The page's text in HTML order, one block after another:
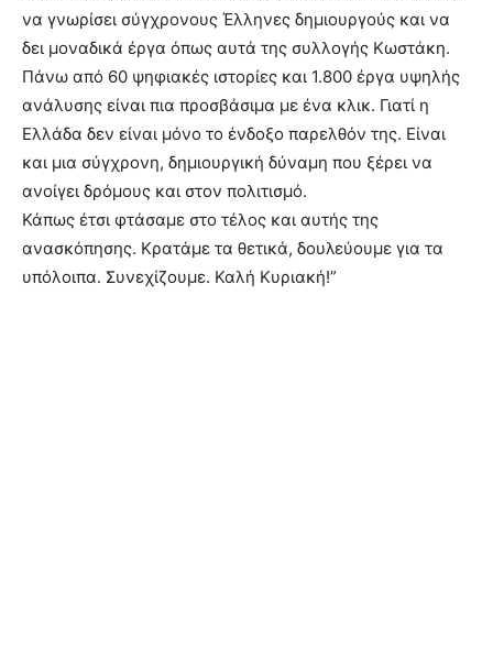
να γνωρίσει σύγχρονους Έλληνες δημιουργούς και να
δει μοναδικά έργα όπως αυτά της συλλογής Κωστάκη.
Πάνω από 60 ψηφιακές ιστορίες και 1.800 έργα υψηλής
ανάλυσης είναι πια προσβάσιμα με ένα κλικ. Γιατί η
Ελλάδα δεν είναι μόνο το ένδοξο παρελθόν της. Είναι
και μια σύγχρονη, δημιουργική δύναμη που ξέρει να
ανοίγει δρόμους και στον πολιτισμό.
Κάπως έτσι φτάσαμε στο τέλος και αυτής της
ανασκόπησης. Κρατάμε τα θετικά, δουλεύουμε για τα
υπόλοιπα. Συνεχίζουμε. Καλή Κυριακή!”